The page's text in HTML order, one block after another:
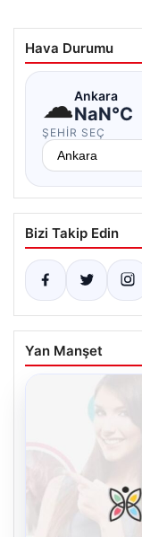
Hava Durumu
☁Ankara
NaN°C
ŞEHIR SEÇ
Bizi Takip Edin
Yan Manşet